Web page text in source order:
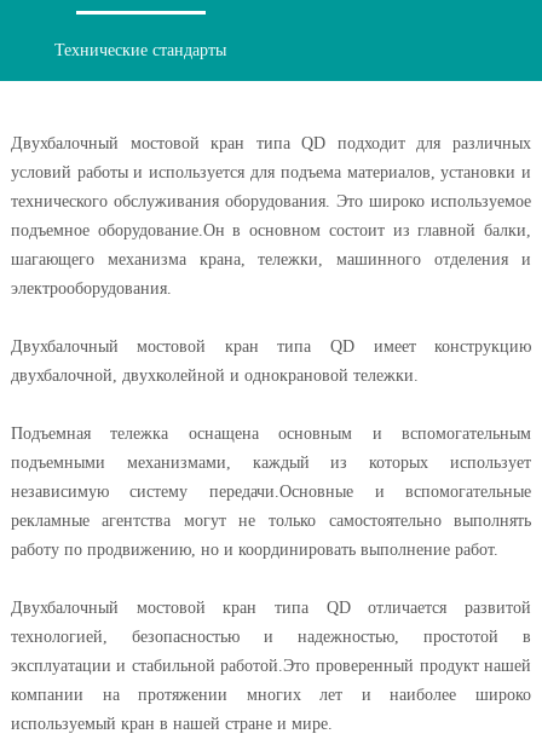
Технические стандарты
Двухбалочный мостовой кран типа QD подходит для различных
условий работы и используется для подъема материалов, установки и
технического обслуживания оборудования. Это широко используемое
подъемное оборудование.Он в основном состоит из главной балки,
шагающего механизма крана, тележки, машинного отделения и
электрооборудования.
Двухбалочный мостовой кран типа QD имеет конструкцию
двухбалочной, двухколейной и однокрановой тележки.
Подъемная тележка оснащена основным и вспомогательным
подъемными механизмами, каждый из которых использует
независимую систему передачи.Основные и вспомогательные
рекламные агентства могут не только самостоятельно выполнять
работу по продвижению, но и координировать выполнение работ.
Двухбалочный мостовой кран типа QD отличается развитой
технологией, безопасностью и надежностью, простотой в
эксплуатации и стабильной работой.Это проверенный продукт нашей
компании на протяжении многих лет и наиболее широко
используемый кран в нашей стране и мире.